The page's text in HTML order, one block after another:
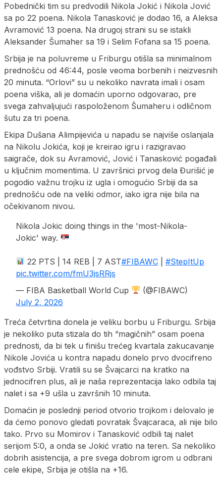
Pobednički tim su predvodili Nikola Jokić i Nikola Jović
sa po 22 poena. Nikola Tanasković je dodao 16, a Aleksa
Avramović 13 poena. Na drugoj strani su se istakli
Aleksander Šumaher sa 19 i Selim Fofana sa 15 poena.
Srbija je na poluvreme u Friburgu otišla sa minimalnom
prednošću od 46:44, posle veoma borbenih i neizvesnih
20 minuta. “Orlovi” su u nekoliko navrata imali i osam
poena viška, ali je domaćin uporno odgovarao, pre
svega zahvaljujući raspoloženom Šumaheru i odličnom
šutu za tri poena.
Ekipa Dušana Alimpijevića u napadu se najviše oslanjala
na Nikolu Jokića, koji je kreirao igru i razigravao
saigrače, dok su Avramović, Jović i Tanasković pogađali
u ključnim momentima. U završnici prvog dela Đurišić je
pogodio važnu trojku iz ugla i omogućio Srbiji da sa
prednošću ode na veliki odmor, iako igra nije bila na
očekivanom nivou.
Nikola Jokic doing things in the 'most-Nikola-
Jokic' way.
22 PTS | 14 REB | 7 AST#FIBAWC |#StepItUp
pic.twitter.com/fmU3jsRRjs
— FIBA Basketball World Cup
(@FIBAWC)
July 2, 2026
Treća četvrtina donela je veliku borbu u Friburgu. Srbija
je nekoliko puta stizala do tih “magičnih” osam poena
prednosti, da bi tek u finišu trećeg kvartala zakucavanje
Nikole Jovića u kontra napadu donelo prvo dvocifreno
vođstvo Srbiji. Vratili su se Švajcarci na kratko na
jednocifren plus, ali je naša reprezentacija lako odbila taj
nalet i sa +9 ušla u završnih 10 minuta.
Domaćin je poslednji period otvorio trojkom i delovalo je
da ćemo ponovo gledati povratak Švajcaraca, ali nije bilo
tako. Prvo su Momirov i Tanasković odbili taj nalet
serijom 5:0, a onda se Jokić vratio na teren. Sa nekoliko
dobrih asistencija, a pre svega dobrom igrom u odbrani
cele ekipe, Srbija je otišla na +16.